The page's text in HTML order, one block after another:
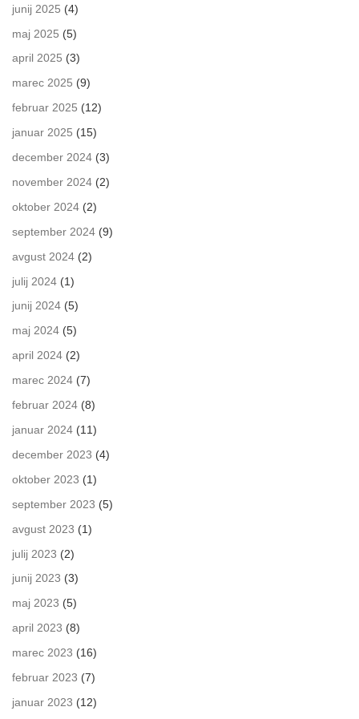
junij 2025 (4)
maj 2025 (5)
april 2025 (3)
marec 2025 (9)
februar 2025 (12)
januar 2025 (15)
december 2024 (3)
november 2024 (2)
oktober 2024 (2)
september 2024 (9)
avgust 2024 (2)
julij 2024 (1)
junij 2024 (5)
maj 2024 (5)
april 2024 (2)
marec 2024 (7)
februar 2024 (8)
januar 2024 (11)
december 2023 (4)
oktober 2023 (1)
september 2023 (5)
avgust 2023 (1)
julij 2023 (2)
junij 2023 (3)
maj 2023 (5)
april 2023 (8)
marec 2023 (16)
februar 2023 (7)
januar 2023 (12)